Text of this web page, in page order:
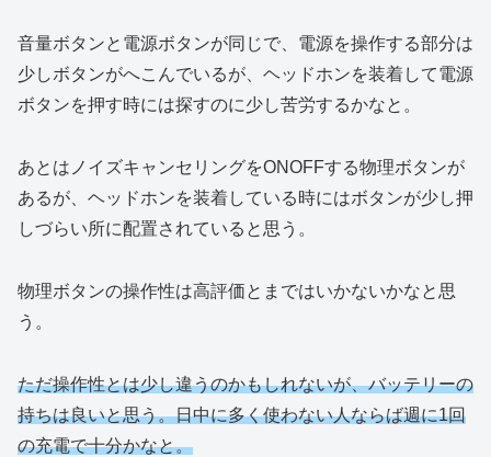
音量ボタンと電源ボタンが同じで、電源を操作する部分は
少しボタンがへこんでいるが、ヘッドホンを装着して電源
ボタンを押す時には探すのに少し苦労するかなと。
あとはノイズキャンセリングをONOFFする物理ボタンが
あるが、ヘッドホンを装着している時にはボタンが少し押
しづらい所に配置されていると思う。
物理ボタンの操作性は高評価とまではいかないかなと思
う。
ただ操作性とは少し違うのかもしれないが、バッテリーの
持ちは良いと思う。日中に多く使わない人ならば週に1回
の充電で十分かなと。